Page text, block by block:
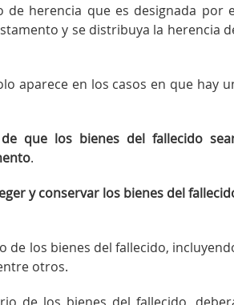
herencia que es designada por
y se distribuya la herencia
aparece en los casos en que hay
que los bienes del fallecido
.
y conservar los bienes del
de los bienes del fallecido,
otros.